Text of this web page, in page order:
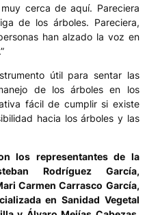
cerca de aquí. Pareciera
de los árboles. Pareciera,
han alzado la voz en
útil para sentar las
de los árboles en los
fácil de cumplir si existe
hacia los árboles y las
los representantes de la
Rodríguez García,
Carmen Carrasco García,
en Sanidad Vegetal